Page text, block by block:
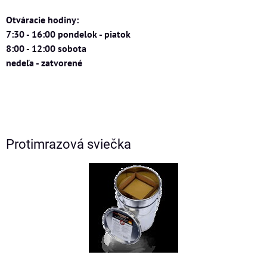
Otváracie hodiny:
7:30 - 16:00 pondelok - piatok
8:00 - 12:00 sobota
nedeľa - zatvorené
Protimrazová sviečka